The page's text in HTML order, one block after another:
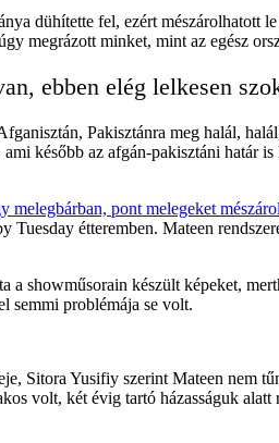
dühítette fel, ezért mészárolhatott
megrázott minket, mint az egész
ebben elég lelkesen
Pakisztánra meg halál,
később az afgán-pakisztáni határ
melegbárban, pont melegeket
étteremben. Mateen
showműsorain készült képeket,
semmi problémája se volt.
Sitora Yusifiy szerint Mateen nem
volt, két évig tartó házasságuk